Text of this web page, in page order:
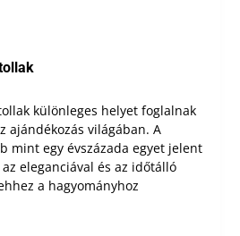
különleges helyet foglalnak
ajándékozás világában. A
mint egy évszázada egyet jelent
eleganciával és az időtálló
a hagyományhoz